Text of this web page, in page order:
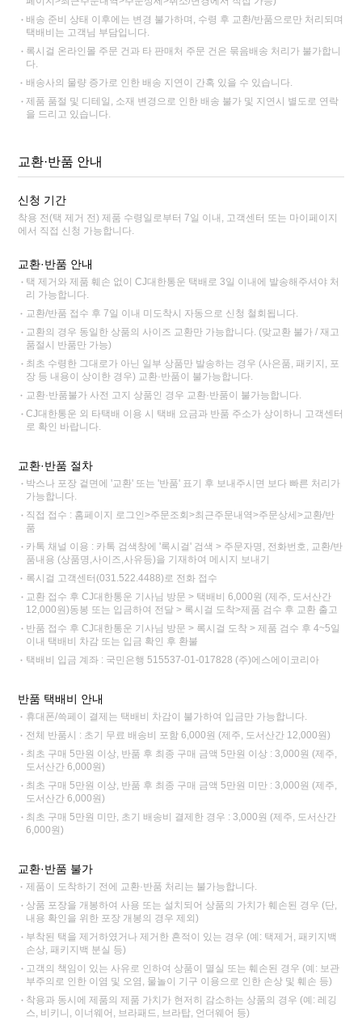
배송 준비 상태 이후에는 변경 불가하며, 수령 후 교환/반품으로만 처리되며
택배비는 고객님 부담입니다.
록시걸 온라인몰 주문 건과 타 판매처 주문 건은 묶음배송 처리가 불가합니
다.
배송사의 물량 증가로 인한 배송 지연이 간혹 있을 수 있습니다.
제품 품절 및 디테일, 소재 변경으로 인한 배송 불가 및 지연시 별도로 연락
을 드리고 있습니다.
교환·반품 안내
신청 기간
착용 전(택 제거 전) 제품 수령일로부터 7일 이내, 고객센터 또는 마이페이지
에서 직접 신청 가능합니다.
교환·반품 안내
택 제거와 제품 훼손 없이 CJ대한통운 택배로 3일 이내에 발송해주셔야 처
리 가능합니다.
교환/반품 접수 후 7일 이내 미도착시 자동으로 신청 철회됩니다.
교환의 경우 동일한 상품의 사이즈 교환만 가능합니다. (맞교환 불가 / 재고
품절시 반품만 가능)
최초 수령한 그대로가 아닌 일부 상품만 발송하는 경우 (사은품, 패키지, 포
장 등 내용이 상이한 경우) 교환·반품이 불가능합니다.
교환·반품불가 사전 고지 상품인 경우 교환·반품이 불가능합니다.
CJ대한통운 외 타택배 이용 시 택배 요금과 반품 주소가 상이하니 고객센터
로 확인 바랍니다.
교환·반품 절차
박스나 포장 겉면에 '교환' 또는 '반품' 표기 후 보내주시면 보다 빠른 처리가
가능합니다.
직접 접수 : 홈페이지 로그인>주문조회>최근주문내역>주문상세>교환/반
품
카톡 채널 이용 : 카톡 검색창에 '록시걸' 검색 > 주문자명, 전화번호, 교환/반
품내용 (상품명,사이즈,사유등)을 기재하여 메시지 보내기
록시걸 고객센터(031.522.4488)로 전화 접수
교환 접수 후 CJ대한통운 기사님 방문 > 택배비 6,000원 (제주, 도서산간
12,000원)동봉 또는 입금하여 전달 > 록시걸 도착>제품 검수 후 교환 출고
반품 접수 후 CJ대한통운 기사님 방문 > 록시걸 도착 > 제품 검수 후 4~5일
이내 택배비 차감 또는 입금 확인 후 환불
택배비 입금 계좌 : 국민은행 515537-01-017828 (주)에스에이코리아
반품 택배비 안내
휴대폰/쓱페이 결제는 택배비 차감이 불가하여 입금만 가능합니다.
전체 반품시 : 초기 무료 배송비 포함 6,000원 (제주, 도서산간 12,000원)
최초 구매 5만원 이상, 반품 후 최종 구매 금액 5만원 이상 : 3,000원 (제주,
도서산간 6,000원)
최초 구매 5만원 이상, 반품 후 최종 구매 금액 5만원 미만 : 3,000원 (제주,
도서산간 6,000원)
최초 구매 5만원 미만, 초기 배송비 결제한 경우 : 3,000원 (제주, 도서산간
6,000원)
교환·반품 불가
제품이 도착하기 전에 교환·반품 처리는 불가능합니다.
상품 포장을 개봉하여 사용 또는 설치되어 상품의 가치가 훼손된 경우 (단,
내용 확인을 위한 포장 개봉의 경우 제외)
부착된 택을 제거하였거나 제거한 흔적이 있는 경우 (예: 택제거, 패키지백
손상, 패키지백 분실 등)
고객의 책임이 있는 사유로 인하여 상품이 멸실 또는 훼손된 경우 (예: 보관
부주의로 인한 이염 및 오염, 물놀이 기구 이용으로 인한 손상 및 훼손 등)
착용과 동시에 제품의 제품 가치가 현저히 감소하는 상품의 경우 (예: 레깅
스, 비키니, 이너웨어, 브라패드, 브라탑, 언더웨어 등)